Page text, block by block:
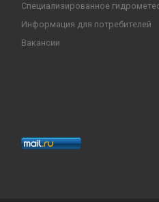
Специализированное
Информация для потребителей
Вакансии